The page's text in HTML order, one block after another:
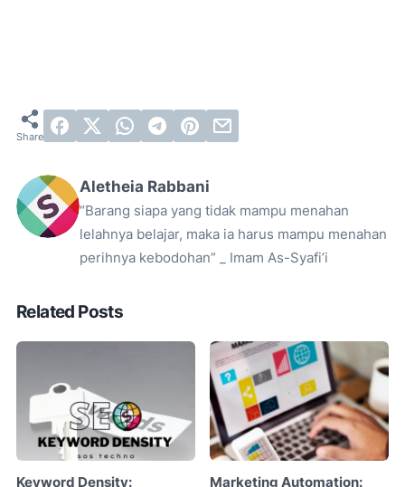
Aletheia Rabbani
“Barang siapa yang tidak mampu menahan
lelahnya belajar, maka ia harus mampu menahan
perihnya kebodohan” _ Imam As-Syafi’i
Related Posts
Keyword Density:
Marketing Automation: